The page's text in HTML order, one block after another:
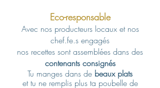
Eco-responsable
Avec nos producteurs locaux et nos
chef.fe.s engagés
nos recettes sont assemblées dans des
contenants consignés
Tu manges dans de beaux plats
et tu ne remplis plus ta poubelle de